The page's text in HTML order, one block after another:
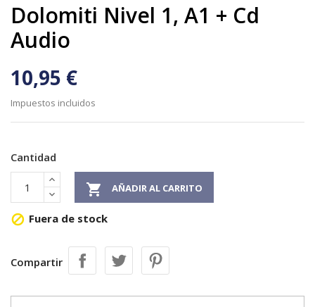
Dolomiti Nivel 1, A1 + Cd
Audio
10,95 €
Impuestos incluidos
Cantidad
 AÑADIR AL CARRITO
 Fuera de stock
Compartir